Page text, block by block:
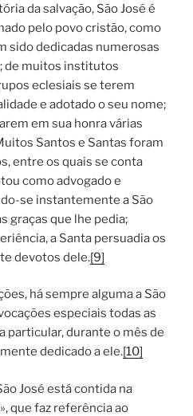
da salvação, São José é
pelo povo cristão, como
sido dedicadas numerosas
de muitos institutos
eclesiais se terem
e adotado o seu nome;
em sua honra várias
Santos e Santas foram
entre os quais se conta
como advogado e
se instantemente a São
graças que lhe pedia;
a Santa persuadia os
devotos dele.[9]
há sempre alguma a São
especiais todas as
particular, durante o mês de
dedicado a ele.[10]
José está contida na
», que faz referência ao